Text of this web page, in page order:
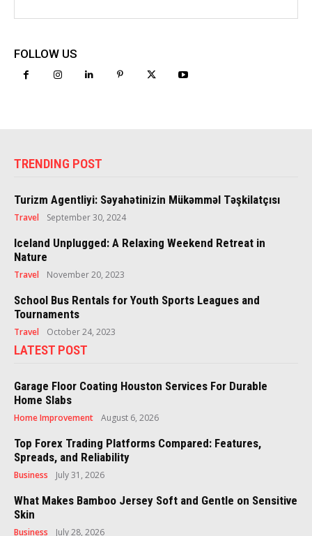
FOLLOW US
TRENDING POST
Turizm Agentliyi: Səyahətinizin Mükəmməl Təşkilatçısı
Travel September 30, 2024
Iceland Unplugged: A Relaxing Weekend Retreat in
Nature
Travel November 20, 2023
School Bus Rentals for Youth Sports Leagues and
Tournaments
Travel October 24, 2023
LATEST POST
Garage Floor Coating Houston Services For Durable
Home Slabs
Home Improvement August 6, 2026
Top Forex Trading Platforms Compared: Features,
Spreads, and Reliability
Business July 31, 2026
What Makes Bamboo Jersey Soft and Gentle on Sensitive
Skin
Business July 28, 2026